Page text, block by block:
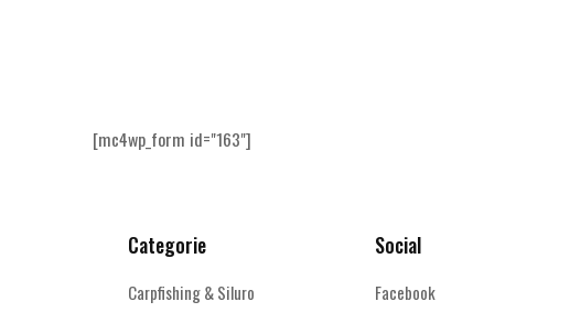
[mc4wp_form id="163"]
Categorie
Carpfishing & Siluro
Social
Facebook